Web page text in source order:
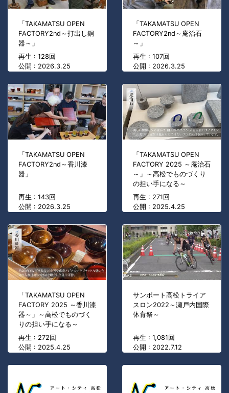
「TAKAMATSU OPEN
FACTORY2nd～打出し銅
器～」
再生 : 128回
公開 : 2026.3.25
「TAKAMATSU OPEN
FACTORY2nd～庵治石
～」
再生 : 107回
公開 : 2026.3.25
「TAKAMATSU OPEN
FACTORY2nd～香川漆
器」
再生 : 143回
公開 : 2026.3.25
「TAKAMATSU OPEN
FACTORY 2025 ～庵治石
～」～高松でものづくり
の担い手になる～
再生 : 271回
公開 : 2025.4.25
「TAKAMATSU OPEN
FACTORY 2025 ～香川漆
器～」～高松でものづく
りの担い手になる～
再生 : 272回
公開 : 2025.4.25
サンポート高松トライア
スロン2022～瀬戸内国際
体育祭～
再生 : 1,081回
公開 : 2022.7.12